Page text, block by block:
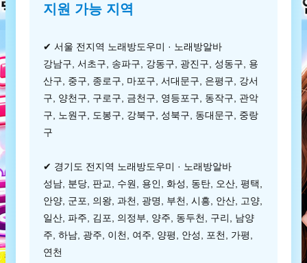
지원 가능 지역
✔ 서울 전지역 노래방도우미 · 노래방알바
강남구, 서초구, 송파구, 강동구, 광진구, 성동구, 용
산구, 중구, 종로구, 마포구, 서대문구, 은평구, 강서
구, 양천구, 구로구, 금천구, 영등포구, 동작구, 관악
구, 노원구, 도봉구, 강북구, 성북구, 동대문구, 중랑
구
✔ 경기도 전지역 노래방도우미 · 노래방알바
성남, 분당, 판교, 수원, 용인, 화성, 동탄, 오산, 평택,
안양, 군포, 의왕, 과천, 광명, 부천, 시흥, 안산, 고양,
일산, 파주, 김포, 의정부, 양주, 동두천, 구리, 남양
주, 하남, 광주, 이천, 여주, 양평, 안성, 포천, 가평,
연천